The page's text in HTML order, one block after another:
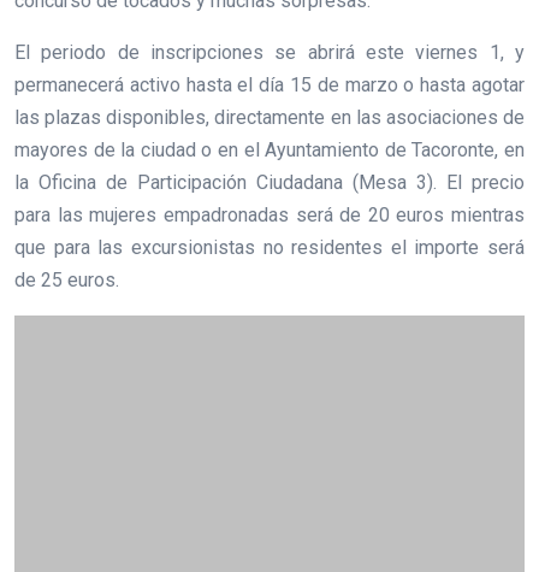
El periodo de inscripciones se abrirá este viernes 1, y
permanecerá activo hasta el día 15 de marzo o hasta agotar
las plazas disponibles, directamente en las asociaciones de
mayores de la ciudad o en el Ayuntamiento de Tacoronte, en
la Oficina de Participación Ciudadana (Mesa 3). El precio
para las mujeres empadronadas será de 20 euros mientras
que para las excursionistas no residentes el importe será
de 25 euros.